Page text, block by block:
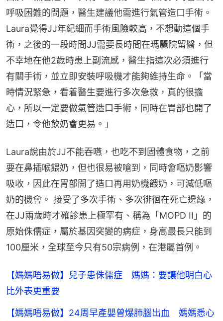
呼吸困難的問題，醫生建議他需進行氣管造口手術。
Laura覺得JJ年紀細而手術風險較高，不想動這個手
術，之後的一段時間JJ需要長時間在瑪麗院留醫，但
不幸地在他2歲時患上副流感，醫生指這次必須進行
有關手術，並立即安裝呼吸機才能夠維持生命。「當
時情況緊急，看着醫生要進行多次急救，真的很擔
心，所以一定要做氣管造口手術，同時在胃部也開了
造口，令他飲奶會更易。」
Laura說由於JJ不能吞嚥，也吃不到固體食物，之前
要在鼻插喉餵奶，但也很易被嗆到，同時會嘔奶影響
吸收，因此在胃部開了造口再用奶機餵奶，可減低嘔
奶的機會。 接受了多次手術、多次徘徊在死亡邊緣，
在JJ兩歲時才確診患上極罕有、稱為「MOPD II」的
原始侏儒症，屬於基因突變的病症，身高最長只能到
100厘米，全球至今只有50宗病例，在港屬首例。
【媽媽唔易做】兒子患侏儒症 媽媽：要讓他明白心
比外表更重要
【媽媽唔易做】24周早產嬰曾爆肺腦出血 媽媽悉心